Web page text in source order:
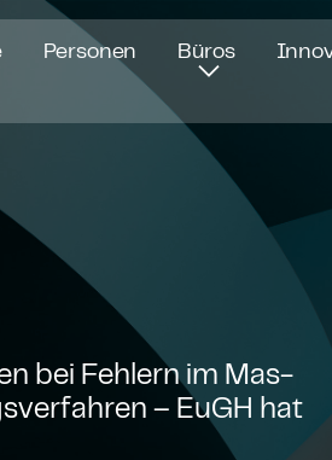
Personen Büros
bei Fehlern im Mas­
– EuGH hat